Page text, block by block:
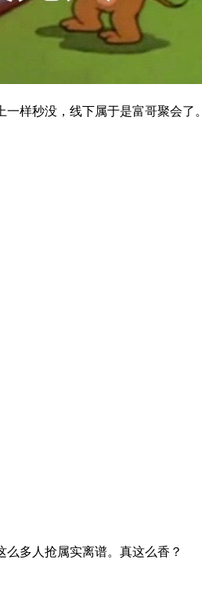
样秒没，线下属于是富哥聚会了。